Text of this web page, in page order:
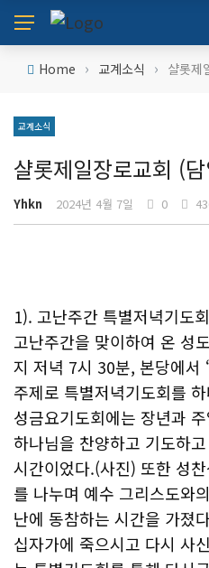
Home › 교계소식 › 샬롯제
교계소식
샬롯제일장로교회 (
Yhkn 2024년 4월 7일 0
1). 고난주간 특별저녁기도회
고난주간을 맞이하여 온 성
지 저녁 7시 30분, 본당에서
주제로 특별저녁기도회를
성금요기도회에는 장년과
하나님을 찬양하고 기도하
시간이었다.(사진) 또한 성
를 나누며 예수 그리스도와
난에 동참하는 시간을 가졌
십자가에 죽으시고 다시 사